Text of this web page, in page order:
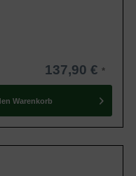
im Garten
nach einigen Jahren
wächst locker aufrecht
der nicht nur den
137,90 €
Warenkorb